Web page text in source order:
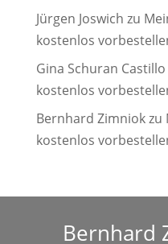
Jürgen Joswich zu
kostenlos
Gina Schuran Castillo
kostenlos
Bernhard Zimniokzu
kostenlos
Bernhard